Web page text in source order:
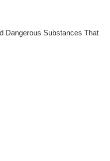
Dangerous Substances That